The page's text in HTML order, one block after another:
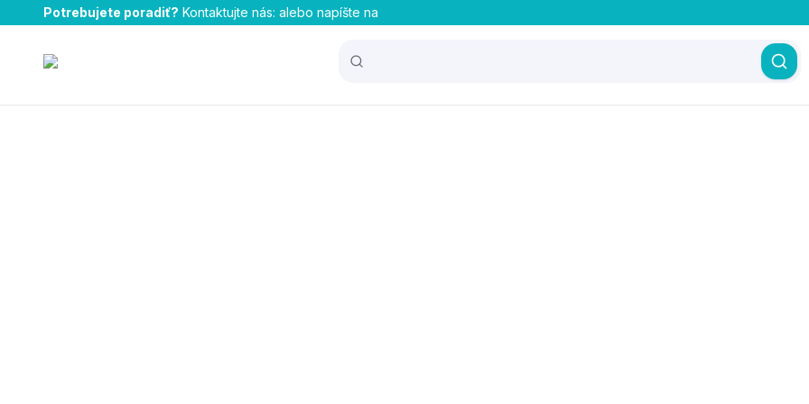
Potrebujete poradiť? Kontaktujte nás: alebo napíšte na